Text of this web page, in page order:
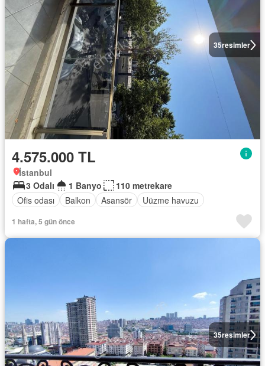
35resimler
4.575.000 TL
İstanbul
3 Odalı
1 Banyo
110 metrekare
Ofis odası
Balkon Asansör Uüzme havuzu
1 hafta, 5 gün önce
35resimler